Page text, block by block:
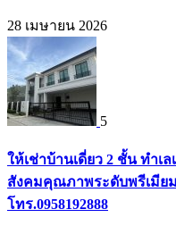
28 เมษายน 2026
5
ให้เช่าบ้านเดี่ยว 2 ชั้น ทำเ
สังคมคุณภาพระดับพรีเมีย
โทร.0958192888